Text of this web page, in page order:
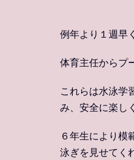
例年より１週早
体育主任からプ
これらは水泳学
み、安全に楽し
６年生により模
泳ぎを見せてく